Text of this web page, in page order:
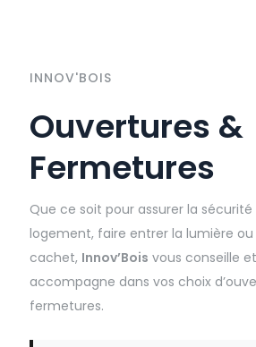
INNOV'BOIS
Ouvertures &
Fermetures
Que ce soit pour assurer la
logement, faire entrer la lumière
cachet, Innov’Bois vous conseille
accompagne dans vos choix
fermetures.